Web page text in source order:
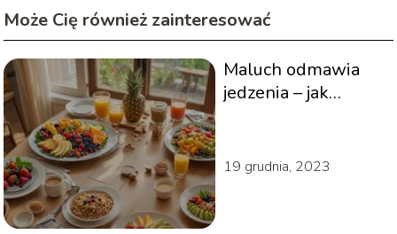
Może Cię również zainteresować
Maluch odmawia
jedzenia – jak
na zwiększenie
19 grudnia, 2023